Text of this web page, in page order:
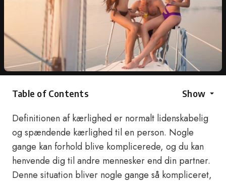
Table of Contents Show
Definitionen af kærlighed er normalt lidenskabelig
og spændende kærlighed til en person. Nogle
gange kan forhold blive komplicerede, og du kan
henvende dig til andre mennesker end din partner.
Denne situation bliver nogle gange så kompliceret,